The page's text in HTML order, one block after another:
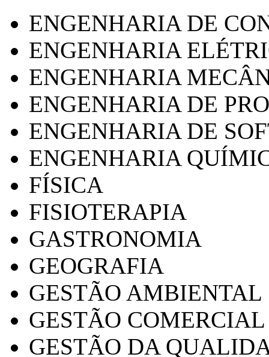
ENGENHARIA DE
ENGENHARIA
ENGENHARIA
ENGENHARIA DE
ENGENHARIA DE
ENGENHARIA
FÍSICA
FISIOTERAPIA
GASTRONOMIA
GEOGRAFIA
GESTÃO AMBIENTAL
GESTÃO COMERCIAL
GESTÃO DA